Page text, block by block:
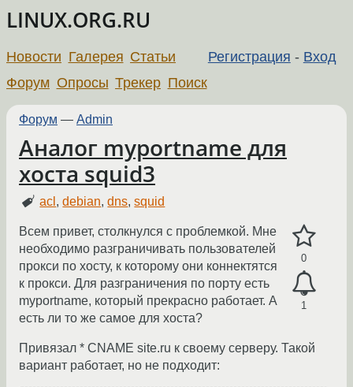
LINUX.ORG.RU
Регистрация - Вход
Новости Галерея Статьи
Форум Опросы Трекер Поиск
Форум — Admin
Аналог myportname для
хоста squid3
acl ,debian,dns,squid
0
1
Всем привет, столкнулся с проблемкой. Мне
необходимо разграничивать пользователей
прокси по хосту, к которому они коннектятся
к прокси. Для разграничения по порту есть
myportname, который прекрасно работает. А
есть ли то же самое для хоста?
Привязал * CNAME site.ru к своему серверу. Такой
вариант работает, но не подходит: